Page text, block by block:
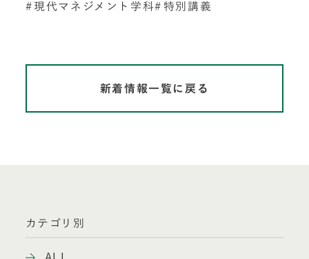
現代マネジメント学科 特別講義
新着情報一覧に戻る
カテゴリ別